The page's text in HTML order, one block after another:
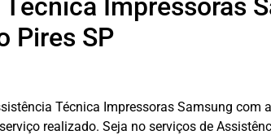
Impressoras
Pires SP
Técnica Impressoras Samsung com
realizado. Seja no serviços de